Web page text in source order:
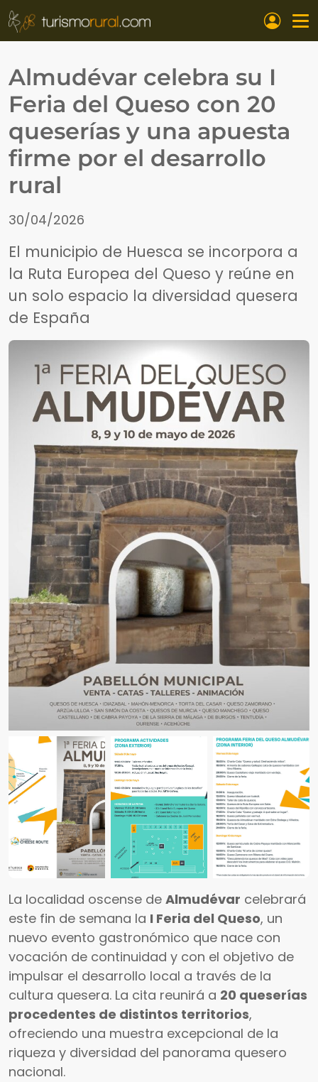
Pasar al contenido principal
Almudévar celebra su I
Feria del Queso con 20
queserías y una apuesta
firme por el desarrollo
rural
30/04/2026
El municipio de Huesca se incorpora a
la Ruta Europea del Queso y reúne en
un solo espacio la diversidad quesera
de España
La localidad oscense de Almudévar celebrará
este fin de semana la I Feria del Queso, un
nuevo evento gastronómico que nace con
vocación de continuidad y con el objetivo de
impulsar el desarrollo local a través de la
cultura quesera. La cita reunirá a 20 queserías
procedentes de distintos territorios,
ofreciendo una muestra excepcional de la
riqueza y diversidad del panorama quesero
nacional.